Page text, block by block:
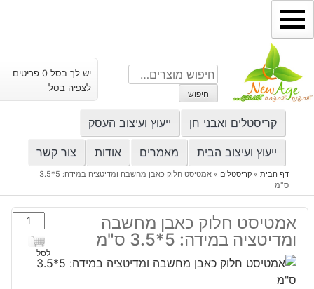
דילוג
לתוכן
חיפוש
עבור:
חיפוש
יש לך בסל 0 פריטים
לצפיה בסל
קריסטלים ואבני חן ייעוץ ועיצוב העסק
ייעוץ ועיצוב הבית מאמרים אודות צור קשר
דף הבית» קריסטלים »
אמטיסט חלוק כאבן מחשבה ומדיטציה במידה: 5*3.5
ס"מ
אמטיסט חלוק כאבן מחשבה
ומדיטציה במידה: 5*3.5 ס"מ
כמות
של
אמטיסט
חלוק
לסל